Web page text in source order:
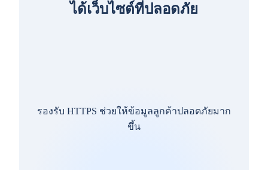
ได้เว็บไซต์ที่ปลอดภัย
รองรับ HTTPS ช่วยให้ข้อมูลลูกค้าปลอดภัยมาก
ขึ้น